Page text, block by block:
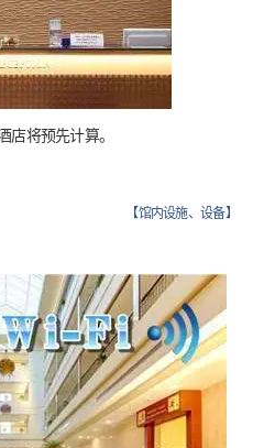
店将预先计算。
【馆内设施、设备】